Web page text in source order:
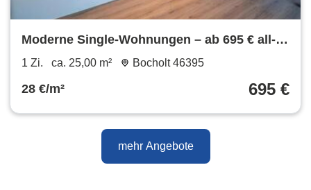
Moderne Single-Wohnungen – ab 695 € all-
inclusive
1 Zi. ca. 25,00 m² Bocholt 46395
28 €/m² 695 €
mehr Angebote